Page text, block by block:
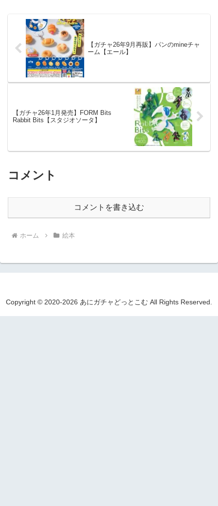
【ガチャ26年9月再販】パンのmineチャ
ーム【エール】
【ガチャ26年1月発売】FORM Bits
Rabbit Bits【スタジオソータ】
コメント
コメントを書き込む
ホーム 絵本
Copyright © 2020-2026 あにガチャどっとこむ All Rights Reserved.